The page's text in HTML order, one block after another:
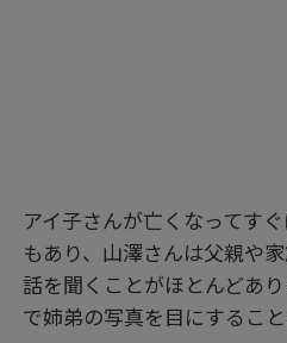
アイ子さんが亡くなってす
もあり、山澤さんは父親や
話を聞くことがほとんどあ
で姉弟の写真を目にするこ